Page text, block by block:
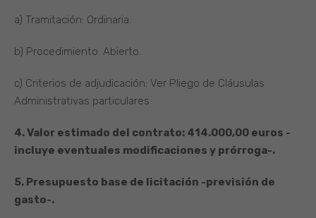
a) Tramitación: Ordinaria.
b) Procedimiento: Abierto.
c) Criterios de adjudicación: Ver Pliego de Cláusulas
Administrativas particulares.
4. Valor estimado del contrato: 414.000,00 euros -
incluye eventuales modificaciones y prórroga-.
5. Presupuesto base de licitación -previsión de
gasto-.